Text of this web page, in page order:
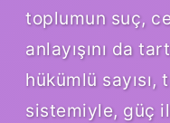
toplumun suç,
anlayışını da
hükümlü
sistemiyle, güç